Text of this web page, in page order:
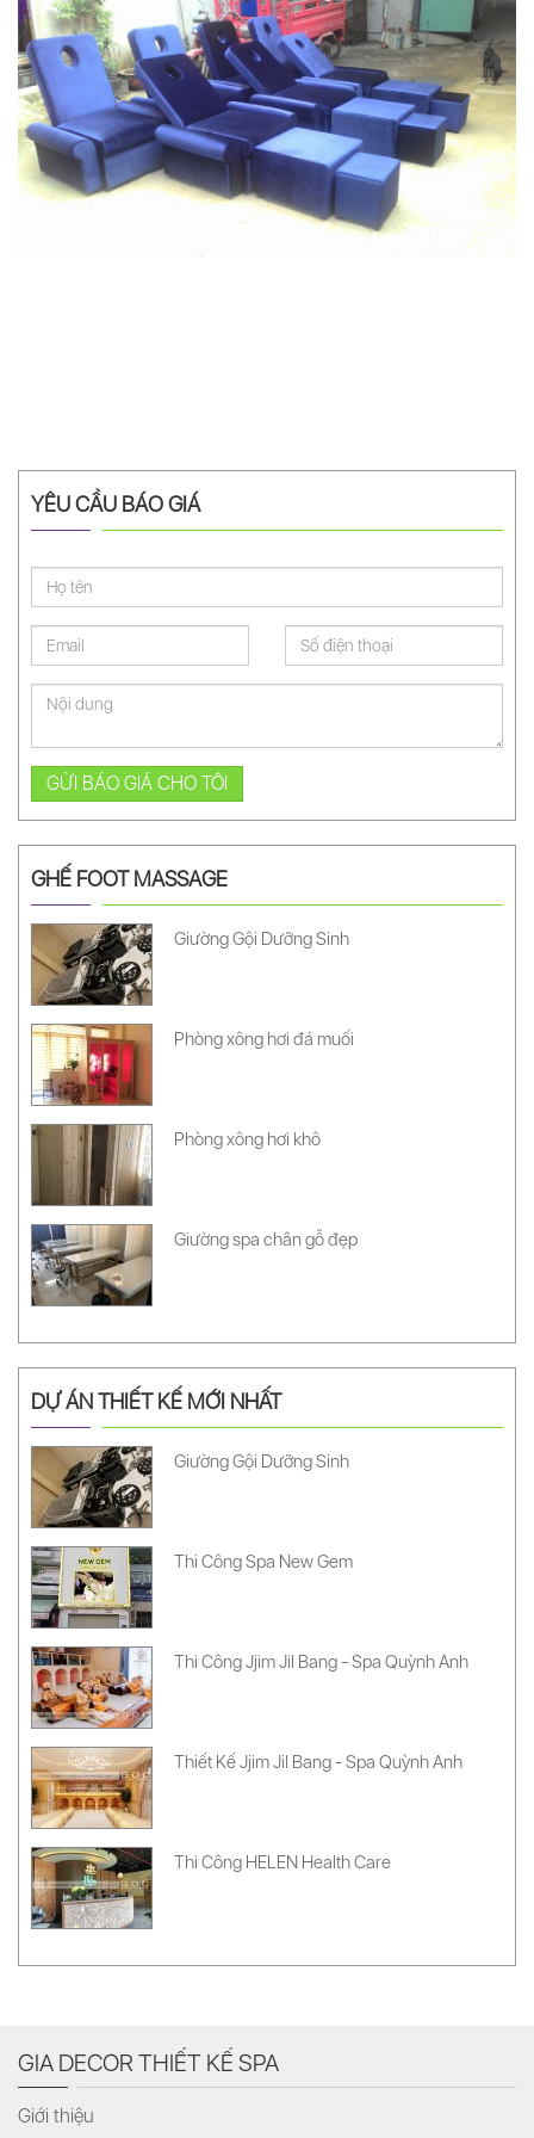
YÊU CẦU BÁO GIÁ
GỬI BÁO GIÁ CHO TÔI
GHẾ FOOT MASSAGE
Giường Gội Dưỡng Sinh
Phòng xông hơi đá muối
Phòng xông hơi khô
Giường spa chân gỗ đẹp
DỰ ÁN THIẾT KẾ MỚI NHẤT
Giường Gội Dưỡng Sinh
Thi Công Spa New Gem
Thi Công Jjim Jil Bang - Spa Quỳnh Anh
Thiết Kế Jjim Jil Bang - Spa Quỳnh Anh
Thi Công HELEN Health Care
GIA DECOR THIẾT KẾ SPA
Giới thiệu